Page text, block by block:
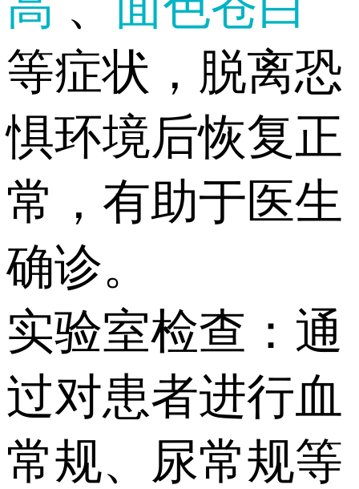
等症状，脱离恐
惧环境后恢复正
常，有助于医生
确诊。
实验室检查：通
过对患者进行血
常规、尿常规等